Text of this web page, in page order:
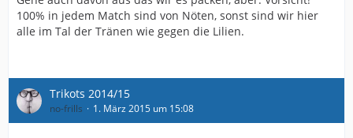
100% in jedem Match sind von Nöten, sonst sind wir hier
alle im Tal der Tränen wie gegen die Lilien.
Trikots 2014/15
no-frills 1. März 2015 um 15:08